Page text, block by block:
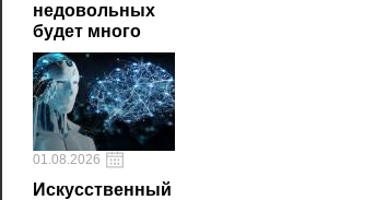
недовольных
будет много
01.08.2026
Искусственный